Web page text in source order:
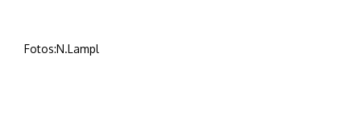
Fotos:N.Lampl